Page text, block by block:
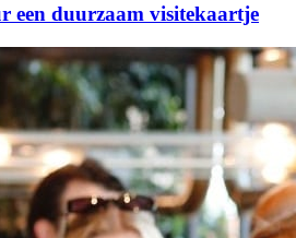
een duurzaam visitekaartje